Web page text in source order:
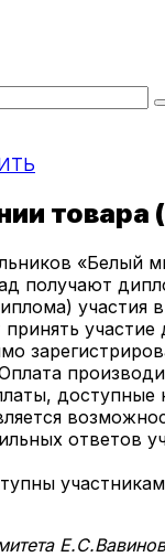
товара
«Белый
получают
участия
доступные
ответов